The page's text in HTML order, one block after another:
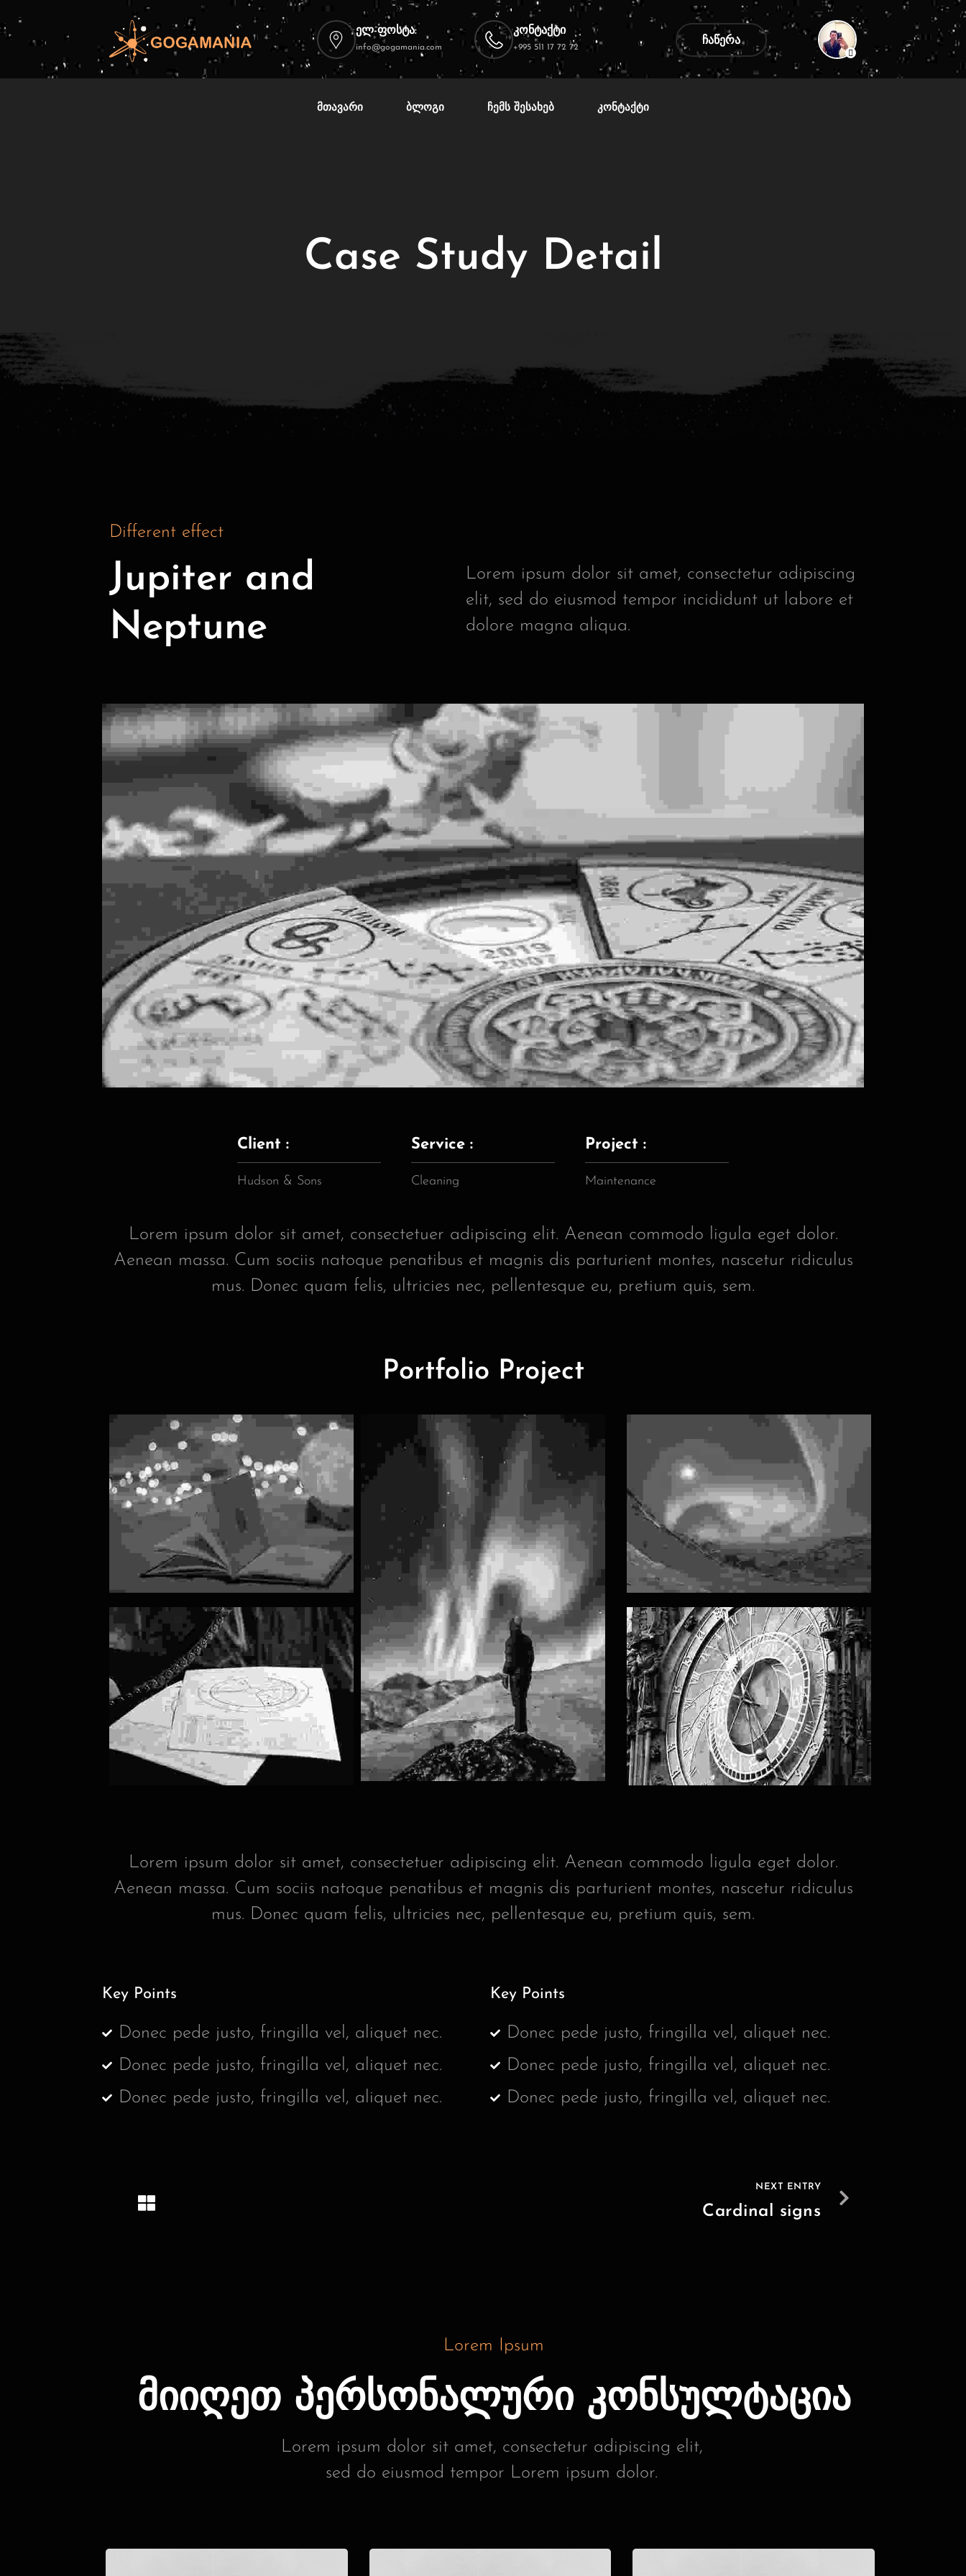
ელ-ფოსტა:
info@gogamania.com
კონტაქტი
+995 511 17 72 72
ᲩᲐᲬᲔᲠᲐ
ᲛᲗᲐᲕᲐᲠᲘ ᲑᲚᲝᲒᲘ ᲩᲔᲛᲡ ᲨᲔᲡᲐᲮᲔᲑ ᲙᲝᲜᲢᲐᲥᲢᲘ
Case Study Detail
Different effect
Jupiter and
Neptune
Lorem ipsum dolor sit amet, consectetur adipiscing
elit, sed do eiusmod tempor incididunt ut labore et
dolore magna aliqua.
Client :
Hudson & Sons
Service :
Cleaning
Project :
Maintenance
Lorem ipsum dolor sit amet, consectetuer adipiscing elit. Aenean commodo ligula eget dolor.
Aenean massa. Cum sociis natoque penatibus et magnis dis parturient montes, nascetur ridiculus
mus. Donec quam felis, ultricies nec, pellentesque eu, pretium quis, sem.
Portfolio Project
Lorem ipsum dolor sit amet, consectetuer adipiscing elit. Aenean commodo ligula eget dolor.
Aenean massa. Cum sociis natoque penatibus et magnis dis parturient montes, nascetur ridiculus
mus. Donec quam felis, ultricies nec, pellentesque eu, pretium quis, sem.
Key Points
Donec pede justo, fringilla vel, aliquet nec.
Donec pede justo, fringilla vel, aliquet nec.
Donec pede justo, fringilla vel, aliquet nec.
Key Points
Donec pede justo, fringilla vel, aliquet nec.
Donec pede justo, fringilla vel, aliquet nec.
Donec pede justo, fringilla vel, aliquet nec.
NEXT ENTRY
Cardinal signs
Lorem Ipsum
მიიღეთ პერსონალური კონსულტაცია
Lorem ipsum dolor sit amet, consectetur adipiscing elit,
sed do eiusmod tempor Lorem ipsum dolor.